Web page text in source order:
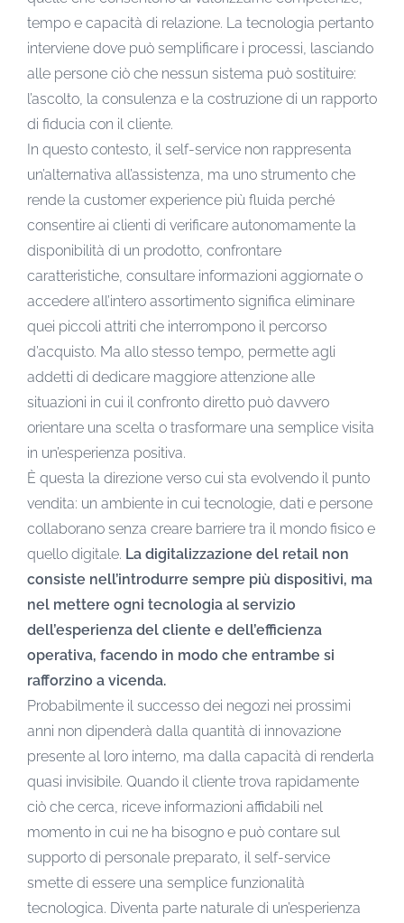
tempo e capacità di relazione. La tecnologia pertanto
interviene dove può semplificare i processi, lasciando
alle persone ciò che nessun sistema può sostituire:
l’ascolto, la consulenza e la costruzione di un rapporto
di fiducia con il cliente.
In questo contesto, il self-service non rappresenta
un’alternativa all’assistenza, ma uno strumento che
rende la customer experience più fluida perché
consentire ai clienti di verificare autonomamente la
disponibilità di un prodotto, confrontare
caratteristiche, consultare informazioni aggiornate o
accedere all’intero assortimento significa eliminare
quei piccoli attriti che interrompono il percorso
d’acquisto. Ma allo stesso tempo, permette agli
addetti di dedicare maggiore attenzione alle
situazioni in cui il confronto diretto può davvero
orientare una scelta o trasformare una semplice visita
in un’esperienza positiva.
È questa la direzione verso cui sta evolvendo il punto
vendita: un ambiente in cui tecnologie, dati e persone
collaborano senza creare barriere tra il mondo fisico e
quello digitale. La digitalizzazione del retail non
consiste nell’introdurre sempre più dispositivi, ma
nel mettere ogni tecnologia al servizio
dell’esperienza del cliente e dell’efficienza
operativa, facendo in modo che entrambe si
rafforzino a vicenda.
Probabilmente il successo dei negozi nei prossimi
anni non dipenderà dalla quantità di innovazione
presente al loro interno, ma dalla capacità di renderla
quasi invisibile. Quando il cliente trova rapidamente
ciò che cerca, riceve informazioni affidabili nel
momento in cui ne ha bisogno e può contare sul
supporto di personale preparato, il self-service
smette di essere una semplice funzionalità
tecnologica. Diventa parte naturale di un’esperienza